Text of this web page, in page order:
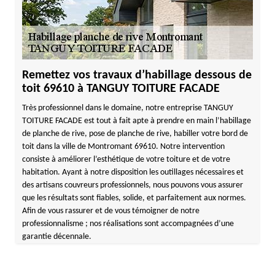
Remettez vos travaux d’habillage dessous de
toit 69610 à TANGUY TOITURE FACADE
Très professionnel dans le domaine, notre entreprise TANGUY
TOITURE FACADE est tout à fait apte à prendre en main l’habillage
de planche de rive, pose de planche de rive, habiller votre bord de
toit dans la ville de Montromant 69610. Notre intervention
consiste à améliorer l’esthétique de votre toiture et de votre
habitation. Ayant à notre disposition les outillages nécessaires et
des artisans couvreurs professionnels, nous pouvons vous assurer
que les résultats sont fiables, solide, et parfaitement aux normes.
Afin de vous rassurer et de vous témoigner de notre
professionnalisme ; nos réalisations sont accompagnées d’une
garantie décennale.